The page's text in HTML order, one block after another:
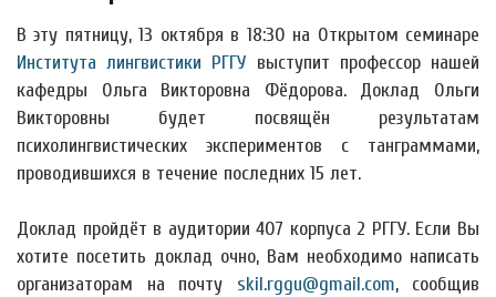
В эту пятницу, 13 октября в 18:30 на Открытом семинаре
Института лингвистики РГГУ выступит профессор нашей
кафедры Ольга Викторовна Фёдорова. Доклад Ольги
Викторовны будет посвящён результатам
психолингвистических экспериментов с танграммами,
проводившихся в течение последних 15 лет.
Доклад пройдёт в аудитории 407 корпуса 2 РГГУ. Если Вы
хотите посетить доклад очно, Вам необходимо написать
организаторам на почту skil.rggu@gmail.com, сообщив